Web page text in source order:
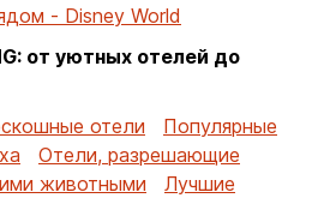
- Disney World
от уютных отелей до
отели
Популярные
Отели, разрешающие
животными
Лучшие